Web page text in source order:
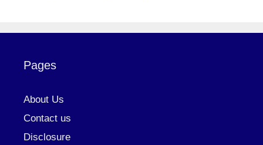
Pages
About Us
Contact us
Disclosure